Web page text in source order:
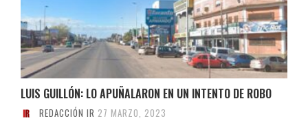
LUIS GUILLÓN: LO APUÑALARON EN UN INTENTO DE ROBO
REDACCIÓN IR 27 MARZO, 2023